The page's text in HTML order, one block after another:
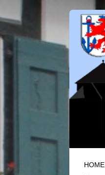
HOME